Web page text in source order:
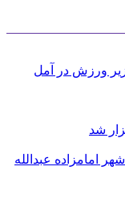
ورزش در آمل
شد
امامزاده عبدالله